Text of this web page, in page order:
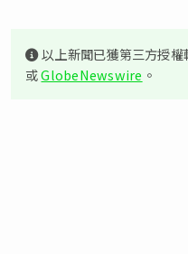
以上新聞已獲第三方授
或GlobeNewswire 。